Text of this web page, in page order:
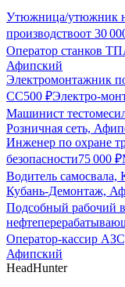
Утюжница/утюжник
производствоот 30
Оператор станков
Афипский
Электромонтажник
СС500 ₽Электро-
Машинист
Розничная сеть,
Инженер по охране
безопасности75 000 ₽
Водитель самосвала,
Кубань-Демонтаж,
Подсобный рабочий
Оператор-кассир
Афипский
HeadHunter